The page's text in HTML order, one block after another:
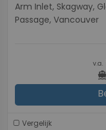
Arm Inlet, Skagway,
Passage, Vancouver
v.a.
directions_boat
Vergelijk